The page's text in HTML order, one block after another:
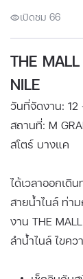
เปิดชม 66
THE
NILE
วันที่จัดงาน:
สถานที่: M
สโตร์ บางแค​​
ได้เวลาออกเดิ
สายน้ำไนล์ ท่า
งาน THE
ลำน้ำไนล์ ไขค